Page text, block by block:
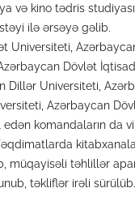
və kino tədris
ilə ərsəyə gəlib.
Universiteti,
Dövlət
Dillər Universiteti,
Azərbaycan
komandaların da
təhlillər
təkliflər irəli sürülüb.